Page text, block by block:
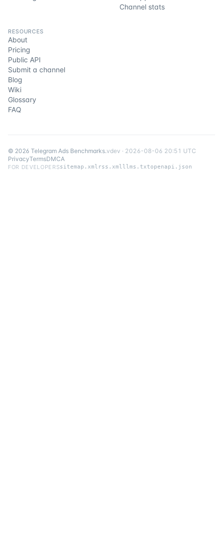
Channel stats
RESOURCES
About
Pricing
Public API
Submit a channel
Blog
Wiki
Glossary
FAQ
© 2026 Telegram Ads Benchmarks.vdev · 2026-08-06 20:51 UTC
PrivacyTermsDMCA
FOR DEVELOPERSsitemap.xml rss.xmlllms.txtopenapi.json